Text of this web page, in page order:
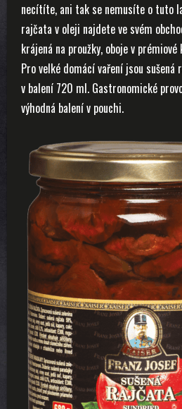
necítíte, ani tak se nemusíte o tuto
rajčata v oleji najdete ve svém
krájená na proužky, oboje v
Pro velké domácí vaření jsou
v balení 720 ml. Gastronomické
výhodná balení v pouchi.